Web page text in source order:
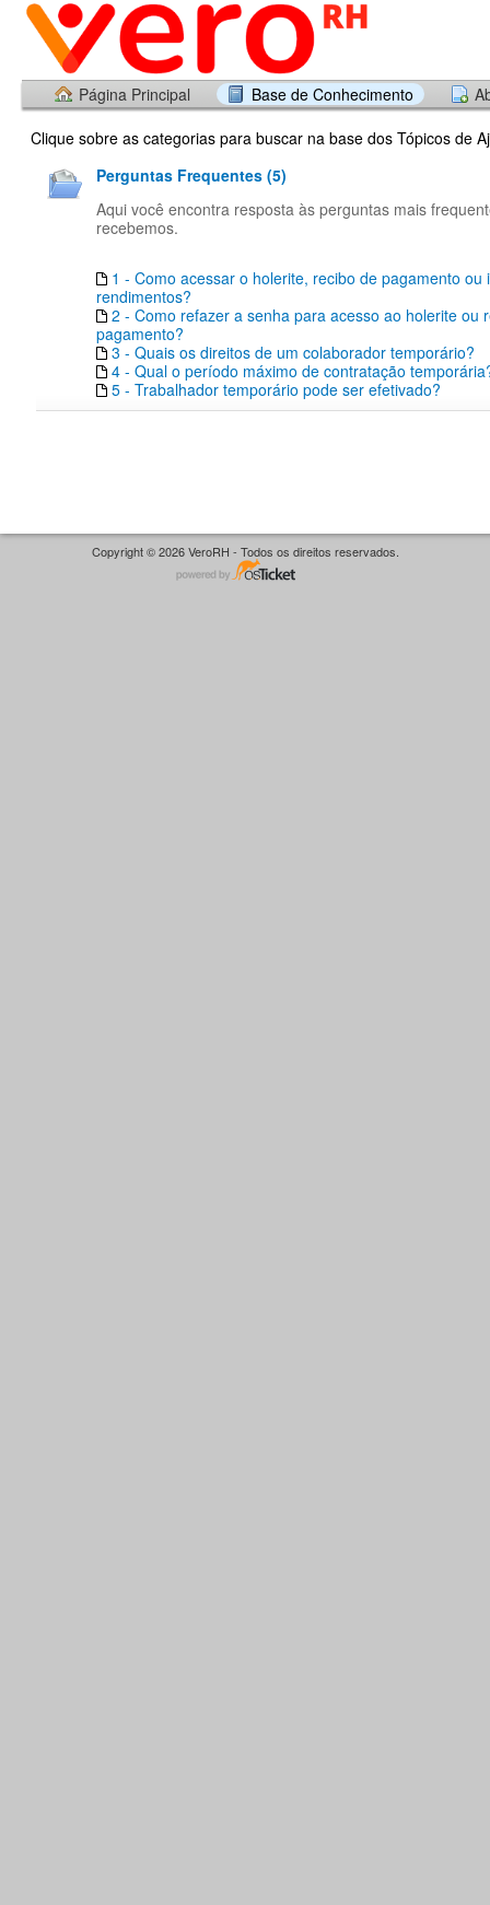
Página Principal Base de Conhecimento
Clique sobre as categorias para buscar na base dos Tópicos de
Perguntas Frequentes (5)
Aqui você encontra resposta às perguntas mais
recebemos.
1 - Como acessar o holerite, recibo de pagamento ou
rendimentos?
2 - Como refazer a senha para acesso ao holerite ou
pagamento?
3 - Quais os direitos de um colaborador temporário?
4 - Qual o período máximo de contratação
5 - Trabalhador temporário pode ser efetivado?
Copyright © 2026 VeroRH - Todos os direitos reservados.